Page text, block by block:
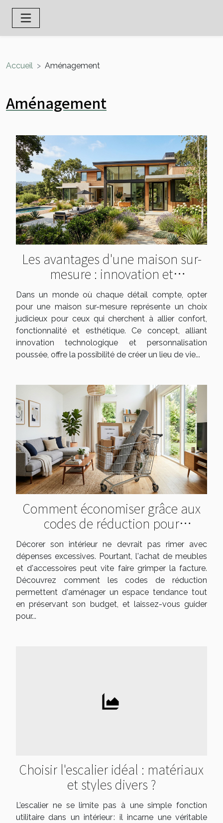
Accueil Aménagement
Aménagement
Les avantages d'une maison sur-
mesure : innovation et
personnalisation
Dans un monde où chaque détail compte, opter
pour une maison sur-mesure représente un choix
judicieux pour ceux qui cherchent à allier confort,
fonctionnalité et esthétique. Ce concept, alliant
innovation technologique et personnalisation
poussée, offre la possibilité de créer un lieu de vie...
Comment économiser grâce aux
codes de réduction pour
l'ameublement ?
Décorer son intérieur ne devrait pas rimer avec
dépenses excessives. Pourtant, l'achat de meubles
et d'accessoires peut vite faire grimper la facture.
Découvrez comment les codes de réduction
permettent d'aménager un espace tendance tout
en préservant son budget, et laissez-vous guider
pour...
Choisir l'escalier idéal : matériaux
et styles divers ?
L’escalier ne se limite pas à une simple fonction
utilitaire dans un intérieur : il incarne une véritable